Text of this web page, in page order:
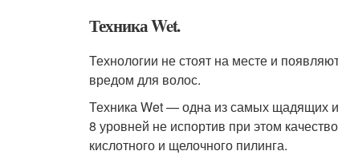
Техника Wet.
Технологии не стоят на месте и
вредом для волос.
Техника Wet — одна из самых щадящих и
8 уровней не испортив при этом
кислотного и щелочного пилинга.